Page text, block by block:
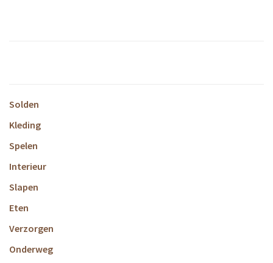
Solden
Kleding
Spelen
Interieur
Slapen
Eten
Verzorgen
Onderweg